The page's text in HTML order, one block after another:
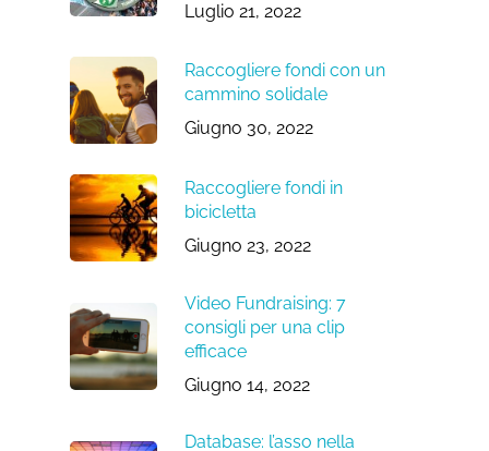
Luglio 21, 2022
Raccogliere fondi con un
cammino solidale
Giugno 30, 2022
Raccogliere fondi in
bicicletta
Giugno 23, 2022
Video Fundraising: 7
consigli per una clip
efficace
Giugno 14, 2022
Database: l’asso nella